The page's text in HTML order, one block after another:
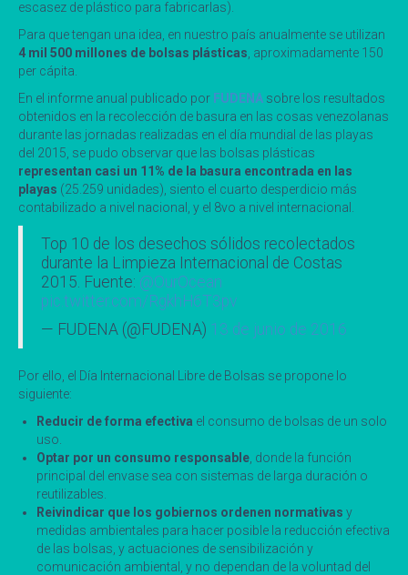
escasez de plástico para fabricarlas).
Para que tengan una idea, en nuestro país anualmente se utilizan
4 mil 500 millones de bolsas plásticas , aproximadamente 150
per cápita.
En el informe anual publicado por FUDENA sobre los resultados
obtenidos en la recolección de basura en las cosas venezolanas
durante las jornadas realizadas en el día mundial de las playas
del 2015, se pudo observar que las bolsas plásticas
representan casi un 11% de la basura encontrada en las
playas (25.259 unidades), siento el cuarto desperdicio más
contabilizado a nivel nacional, y el 8vo a nivel internacional.
Top 10 de los desechos sólidos recolectados
durante la Limpieza Internacional de Costas
2015. Fuente: @OurOcean
pic.twitter.com/RgkhH6T3pv
— FUDENA (@FUDENA) 13 de junio de 2016
Por ello, el Día Internacional Libre de Bolsas se propone lo
siguiente:
Reducir de forma efectiva el consumo de bolsas de un solo
uso.
Optar por un consumo responsable , donde la función
principal del envase sea con sistemas de larga duración o
reutilizables.
Reivindicar que los gobiernos ordenen normativas y
medidas ambientales para hacer posible la reducción efectiva
de las bolsas, y actuaciones de sensibilización y
comunicación ambiental, y no dependan de la voluntad del